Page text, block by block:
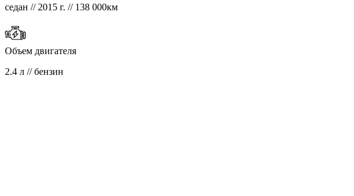
седан // 2015 г. // 138 000км
Объем двигателя
2.4 л // бензин